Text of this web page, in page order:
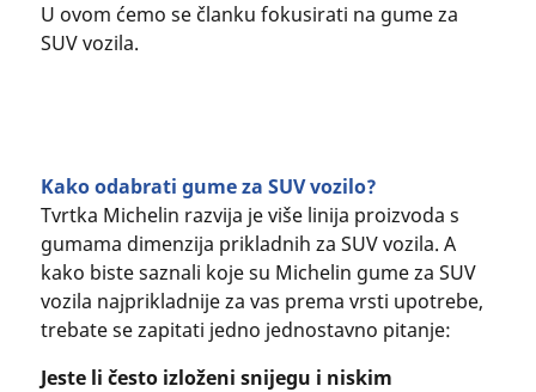
U ovom ćemo se članku fokusirati na gume za
SUV vozila.
Kako odabrati gume za SUV vozilo?
Tvrtka Michelin razvija je više linija proizvoda s
gumama dimenzija prikladnih za SUV vozila. A
kako biste saznali koje su Michelin gume za SUV
vozila najprikladnije za vas prema vrsti upotrebe,
trebate se zapitati jedno jednostavno pitanje:
Jeste li često izloženi snijegu i niskim